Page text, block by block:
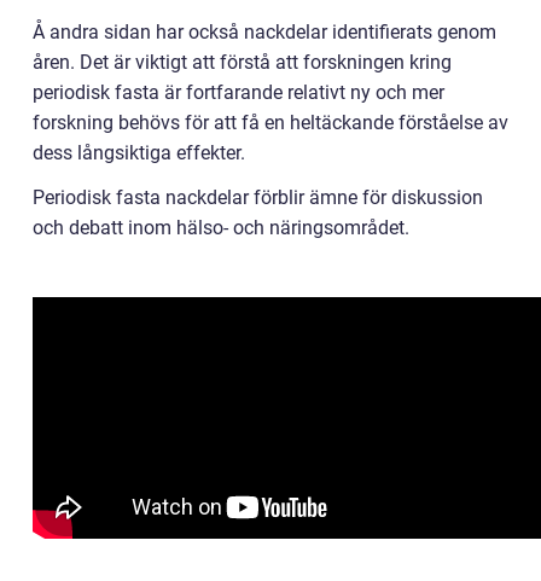
Å andra sidan har också nackdelar identifierats genom
åren. Det är viktigt att förstå att forskningen kring
periodisk fasta är fortfarande relativt ny och mer
forskning behövs för att få en heltäckande förståelse av
dess långsiktiga effekter.
Periodisk fasta nackdelar förblir ämne för diskussion
och debatt inom hälso- och näringsområdet.